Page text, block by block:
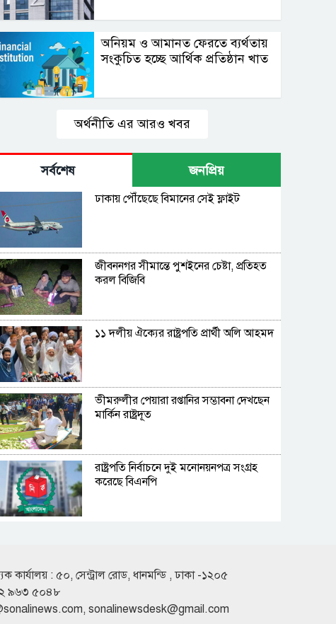
অনিয়ম ও আমানত ফেরতে ব্যর্থতায়
সংকুচিত হচ্ছে আর্থিক প্রতিষ্ঠান খাত
অর্থনীতি এর আরও খবর
সর্বশেষ জনপ্রিয়
ঢাকায় পৌঁছেছে বিমানের সেই ফ্লাইট
জীবননগর সীমান্তে পুশইনের চেষ্টা, প্রতিহত
করল বিজিবি
১১ দলীয় ঐক্যের রাষ্ট্রপতি প্রার্থী অলি আহমদ
ভীমরুলীর পেয়ারা রপ্তানির সম্ভাবনা দেখছেন
মার্কিন রাষ্ট্রদূত
রাষ্ট্রপতি নির্বাচনে দুই মনোনয়নপত্র সংগ্রহ
করেছে বিএনপি
ব্যক্তি বিনিয়োগ কমেছে ট্রেজারি বিল-বন্ডে
কার্যালয় : ৫০, সেন্ট্রাল রোড, ধানমন্ডি , ঢাকা -১২০৫
৯৬৩ ৫০৪৮
, sonalinewsdesk@gmail.com